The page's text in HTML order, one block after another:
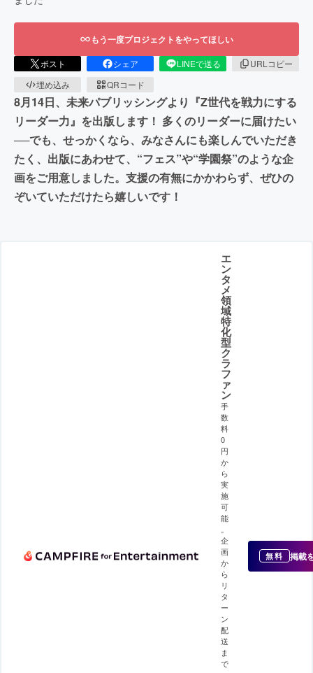
もう一度プロジェクトをやってほしい
ポスト シェア LINEで送る
URLコピー
埋め込み
QRコード
8月14日、未来パブリッシングより『Z世代を戦力にする
リーダー力』を出版します！ 多くのリーダーに届けたい
──でも、せっかくなら、みなさんにも楽しんでいただき
たく、出版にあわせて、“フェス”や“学園祭”のような企
画をご用意しました。支援の有無にかかわらず、ぜひの
ぞいていただけたら嬉しいです！
エ
ン
タ
メ
領
域
特
化
型
ク
ラ
フ
ァ
ン
手
数
料
0
円
か
ら
実
施
可
能
企
画
か
ら
リ
タ
ー
ン
配
送
ま
で
無料 掲載